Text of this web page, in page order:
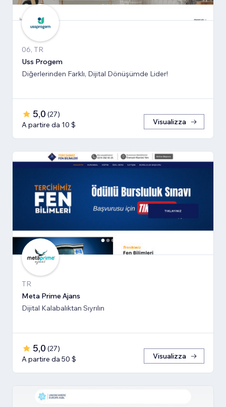
06, TR
Uss Progem
Diğerlerinden Farklı, Dijital Dönüşümde Lider!
5,0 (27)
A partire da 10 $
Visualizza
TR
Meta Prime Ajans
Dijital Kalabalıktan Sıyrılın
5,0 (27)
A partire da 50 $
Visualizza